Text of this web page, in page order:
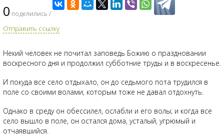
0 поделились /
Отправить ссылку
Некий человек не почитал заповедь Божию о праздновании
воскресного дня и продолжил субботние труды и в воскресенье.
И покуда все село отдыхало, он до седьмого пота трудился в
поле со своими волами, которым тоже не давал отдохнуть.
Однако в среду он обессилел, ослабли и его волы; и когда все
село вышло в поле, он остался дома, усталый, угрюмый и
отчаявшийся.